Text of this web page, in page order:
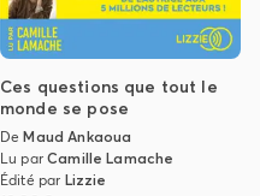
Ces questions que tout le
monde se pose
DeMaud Ankaoua
Lu parCamille Lamache
Édité par Lizzie